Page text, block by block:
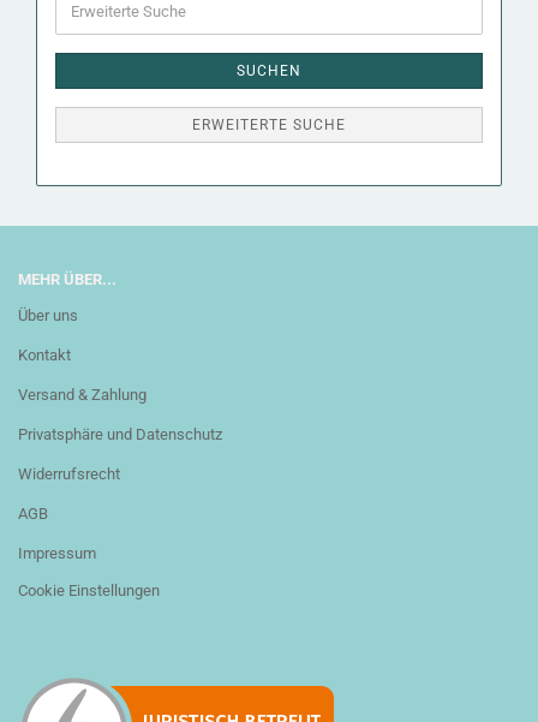
Suche
SUCHEN
ERWEITERTE SUCHE
MEHR ÜBER...
Über uns
Kontakt
Versand & Zahlung
Privatsphäre und Datenschutz
Widerrufsrecht
AGB
Impressum
Cookie Einstellungen